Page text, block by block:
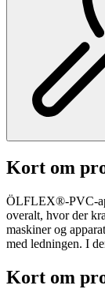
Kort om
ÖLFLEX®-PVC-
overalt, hvor der
maskiner og
med ledningen. I
Kort om